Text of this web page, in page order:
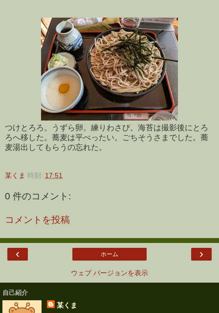
つけとろろ。うずら卵。練りわさび。海苔は撮影後にとろ
ろへ移した。蕎麦は平べったい。ごちそうさまでした。蕎
麦湯出してもらうの忘れた。
某くま 時刻: 17:51
0 件のコメント:
コメントを投稿
‹ ›
ホーム
ウェブ バージョンを表示
自己紹介
某くま